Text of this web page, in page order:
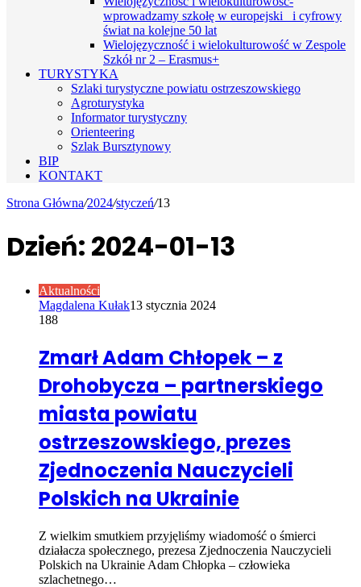
wprowadzamy szkołę w europejski i cyfrowy
świat na kolejne 50 lat
Wielojęzyczność i wielokulturowość w Zespole
Szkół nr 2 – Erasmus+
TURYSTYKA
Szlaki turystyczne powiatu ostrzeszowskiego
Agroturystyka
Informator turystyczny
Orienteering
Szlak Bursztynowy
BIP
KONTAKT
Strona Główna/2024/styczeń/13
Dzień: 2024-01-13
Aktualności
Magdalena Kułak13 stycznia 2024
188
Zmarł Adam Chłopek – z
Drohobycza – partnerskiego
miasta powiatu
ostrzeszowskiego, prezes
Zjednoczenia Nauczycieli
Polskich na Ukrainie
Z wielkim smutkiem przyjęliśmy wiadomość o śmierci
działacza społecznego, prezesa Zjednoczenia Nauczycieli
Polskich na Ukrainie Adam Chłopka – człowieka
szlachetnego…